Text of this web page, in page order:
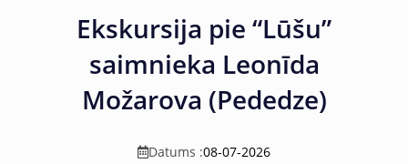
Ekskursija pie “Lūšu”
saimnieka Leonīda
Možarova (Pededze)
Datums :08-07-2026